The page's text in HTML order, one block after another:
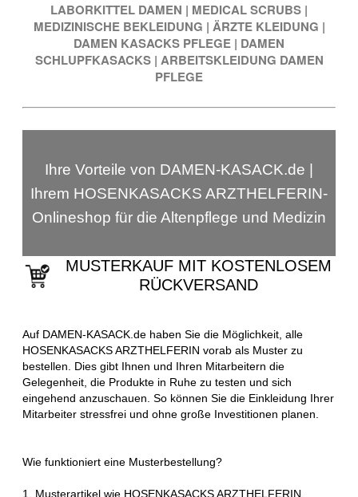
LABORKITTEL DAMEN | MEDICAL SCRUBS |
MEDIZINISCHE BEKLEIDUNG | ÄRZTE KLEIDUNG |
DAMEN KASACKS PFLEGE | DAMEN
SCHLUPFKASACKS | ARBEITSKLEIDUNG DAMEN
PFLEGE
Ihre Vorteile von DAMEN-KASACK.de |
Ihrem HOSENKASACKS ARZTHELFERIN-
Onlineshop für die Altenpflege und Medizin
MUSTERKAUF MIT KOSTENLOSEM
RÜCKVERSAND
Auf DAMEN-KASACK.de haben Sie die Möglichkeit, alle
HOSENKASACKS ARZTHELFERIN vorab als Muster zu
bestellen. Dies gibt Ihnen und Ihren Mitarbeitern die
Gelegenheit, die Produkte in Ruhe zu testen und sich
eingehend anzuschauen. So können Sie die Einkleidung Ihrer
Mitarbeiter stressfrei und ohne große Investitionen planen.
Wie funktioniert eine Musterbestellung?
1. Musterartikel wie HOSENKASACKS ARZTHELFERIN,